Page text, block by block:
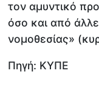
τον αμυντικό
όσο και από
νομοθεσίας»
Πηγή: ΚΥΠΕ